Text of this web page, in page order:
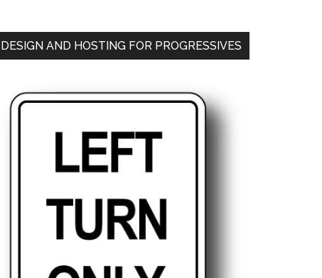
DESIGN AND HOSTING FOR PROGRESSIVES